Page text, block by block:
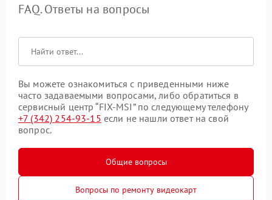
FAQ. Ответы на вопросы
Вы можете ознакомиться с приведенными ниже
часто задаваемыми вопросами, либо обратиться в
сервисный центр “FIX-MSI” по следующему телефону
+7 (342) 254-93-15 если не нашли ответ на свой
вопрос.
Общие вопросы
Вопросы по ремонту видеокарт